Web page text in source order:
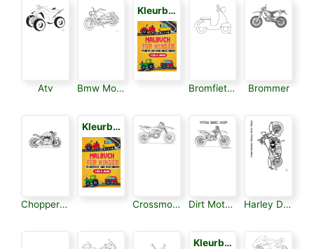
Atv Bmw Motorfiets
Kleurboek voor Kinderen 3
Bromfiets Motor Brommer
Chopper Motorfiets
Kleurboek voor Kinderen 3
Crossmotor Dirt Motorfiets Harley Davidson
Kleurboek voor Kinderen 3